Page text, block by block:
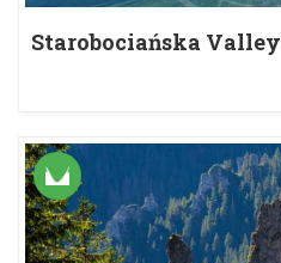
Starobociańska Valley